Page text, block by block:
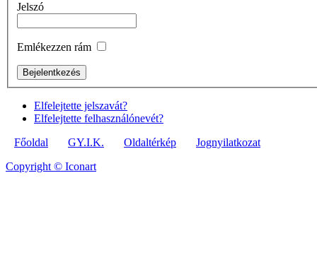
Jelszó
Emlékezzen rám
Elfelejtette jelszavát?
Elfelejtette felhasználónevét?
Főoldal
GY.I.K. Oldaltérkép
Jognyilatkozat
Copyright © Iconart